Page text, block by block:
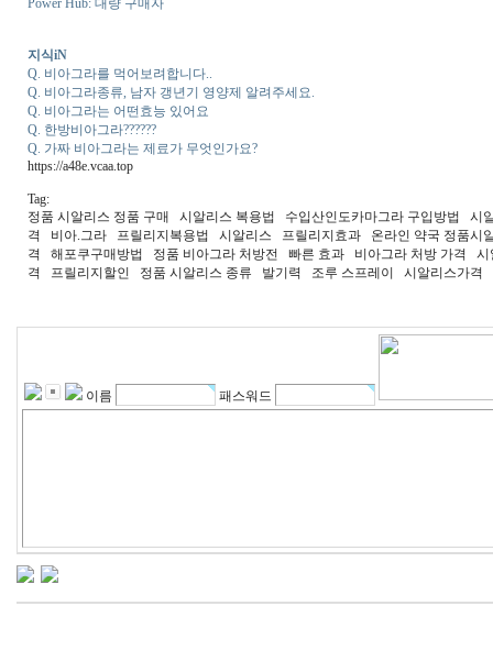
Power Hub: 대량 구매자
지식iN
Q. 비아그라를 먹어보려합니다..
Q. 비아그라종류, 남자 갱년기 영양제 알려주세요.
Q. 비아그라는 어떤효능 있어요
Q. 한방비아그라??????
Q. 가짜 비아그라는 제료가 무엇인가요?
https://a48e.vcaa.top
Tag:
정품 시알리스 정품 구매 시알리스 복용법 수입산인도카마그라 구입방법
격 비아.그라 프릴리지복용법 시알리스 프릴리지효과 온라인 약국 정품시
격 해포쿠구매방법 정품 비아그라 처방전 빠른 효과 비아그라 처방 가격
격 프릴리지할인 정품 시알리스 종류 발기력 조루 스프레이 시알리스가격
이름 패스워드